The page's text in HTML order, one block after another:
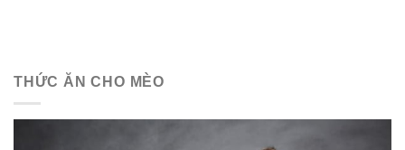
THỨC ĂN CHO MÈO